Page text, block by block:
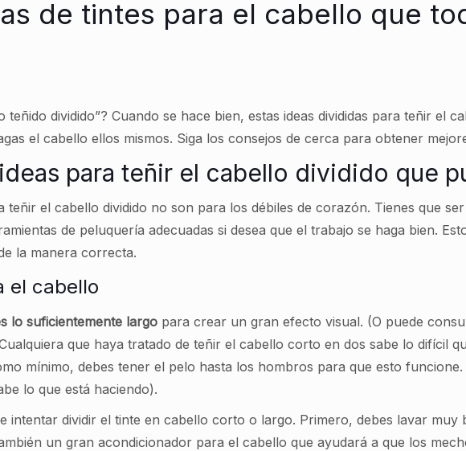
de tintes para el cabello que
teñido dividido”? Cuando se hace bien, estas ideas divididas para teñir el
el cabello ellos mismos. Siga los consejos de cerca para obtener
para teñir el cabello dividido que
teñir el cabello dividido no son para los débiles de corazón. Tienes que
de peluquería adecuadas si desea que el trabajo se haga bien.
la manera correcta.
el cabello
lo suficientemente largo para crear un gran efecto visual. (O puede
que haya tratado de teñir el cabello corto en dos sabe lo difícil
mínimo, debes tener el pelo hasta los hombros para que esto
lo que está haciendo).
intentar dividir el tinte en cabello corto o largo. Primero, debes lavar muy
un gran acondicionador para el cabello que ayudará a que los